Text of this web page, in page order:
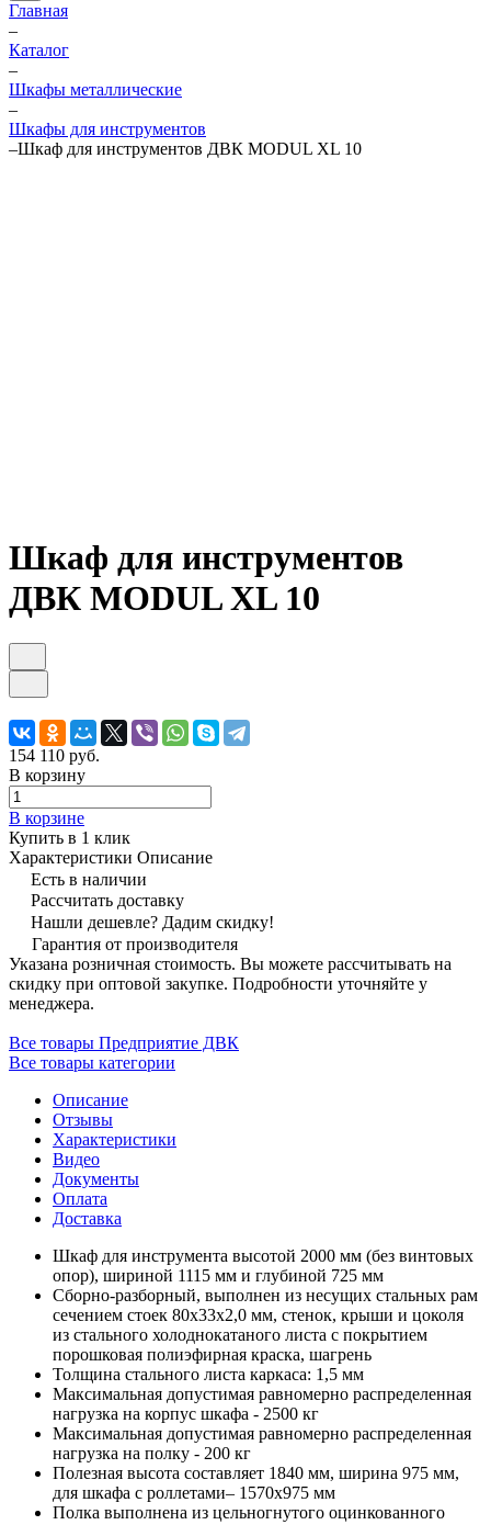
Главная
–
Каталог
–
Шкафы металлические
–
Шкафы для инструментов
–Шкаф для инструментов ДВК MODUL XL 10
Шкаф для инструментов
ДВК MODUL XL 10
154 110 руб.
В корзину
В корзине
Купить в 1 клик
Характеристики Описание
Есть в наличии
Рассчитать доставку
Нашли дешевле? Дадим скидку!
Гарантия от производителя
Указана розничная стоимость. Вы можете рассчитывать на
скидку при оптовой закупке. Подробности уточняйте у
менеджера.
Все товары Предприятие ДВК
Все товары категории
Описание
Отзывы
Характеристики
Видео
Документы
Оплата
Доставка
Шкаф для инструмента высотой 2000 мм (без винтовых
опор), шириной 1115 мм и глубиной 725 мм
Сборно-разборный, выполнен из несущих стальных рам
сечением стоек 80х33х2,0 мм, стенок, крыши и цоколя
из стального холоднокатаного листа с покрытием
порошковая полиэфирная краска, шагрень
Толщина стального листа каркаса: 1,5 мм
Максимальная допустимая равномерно распределенная
нагрузка на корпус шкафа - 2500 кг
Максимальная допустимая равномерно распределенная
нагрузка на полку - 200 кг
Полезная высота составляет 1840 мм, ширина 975 мм,
для шкафа с роллетами– 1570х975 мм
Полка выполнена из цельногнутого оцинкованного